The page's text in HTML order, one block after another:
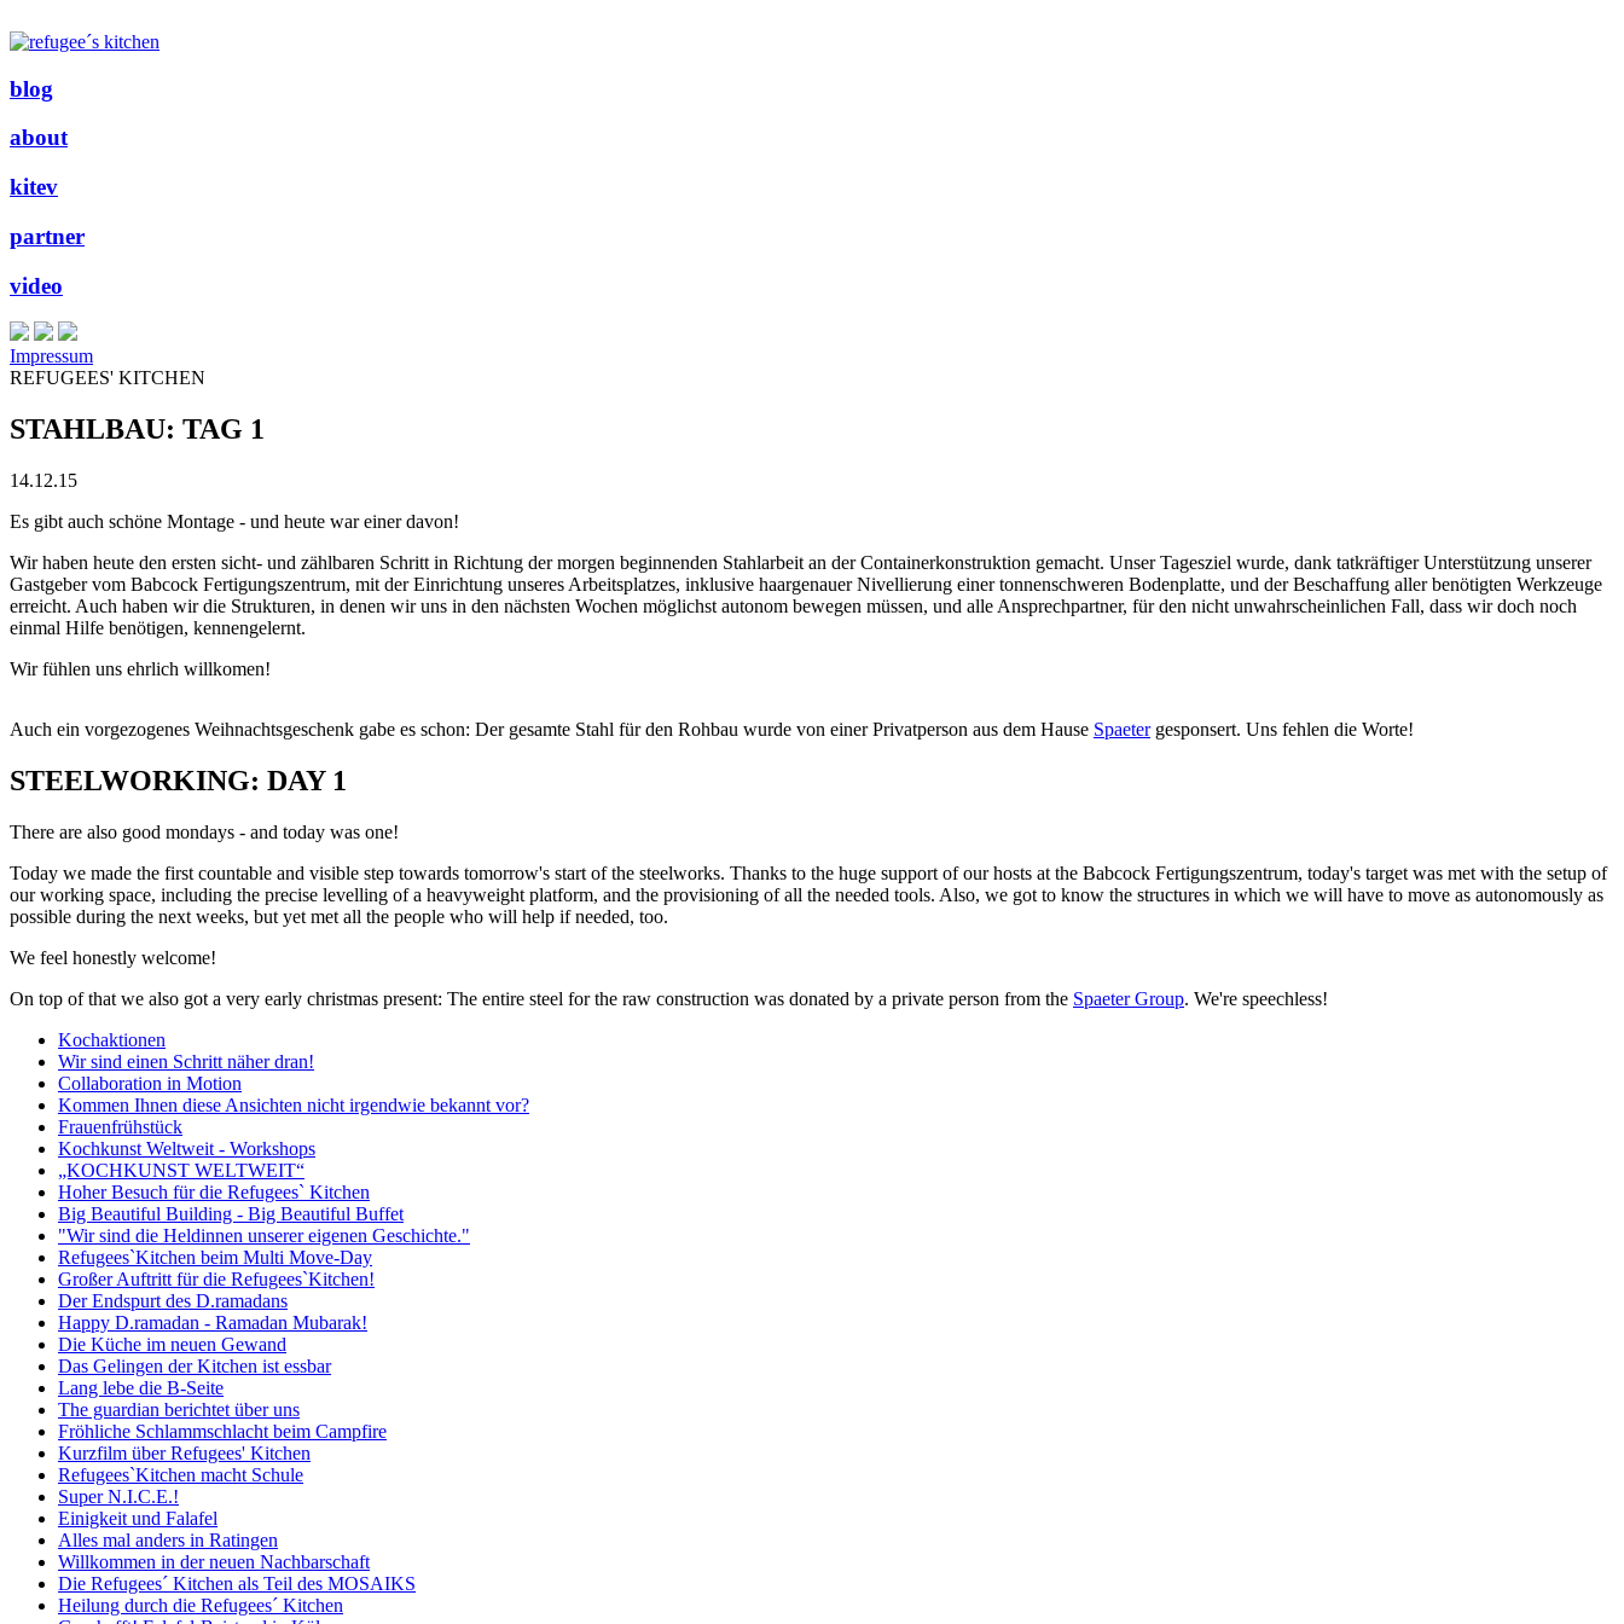
blog
about
kitev
partner
video
Impressum
REFUGEES' KITCHEN
STAHLBAU: TAG 1
14.12.15
Es gibt auch schöne Montage - und heute war einer davon!
Wir haben heute den ersten sicht- und zählbaren Schritt in Richtung der morgen beginnenden Stahlarbeit an der Containerkonstruktion gemacht. Unser Tagesziel wurde, dank tatkräftiger Unterstützung unserer
Gastgeber vom Babcock Fertigungszentrum, mit der Einrichtung unseres Arbeitsplatzes, inklusive haargenauer Nivellierung einer tonnenschweren Bodenplatte, und der Beschaffung aller benötigten Werkzeuge
erreicht. Auch haben wir die Strukturen, in denen wir uns in den nächsten Wochen möglichst autonom bewegen müssen, und alle Ansprechpartner, für den nicht unwahrscheinlichen Fall, dass wir doch noch
einmal Hilfe benötigen, kennengelernt.
Wir fühlen uns ehrlich willkomen!
Auch ein vorgezogenes Weihnachtsgeschenk gabe es schon: Der gesamte Stahl für den Rohbau wurde von einer Privatperson aus dem Hause Spaetergesponsert. Uns fehlen die Worte!
STEELWORKING: DAY 1
There are also good mondays - and today was one!
Today we made the first countable and visible step towards tomorrow's start of the steelworks. Thanks to the huge support of our hosts at the Babcock Fertigungszentrum, today's target was met with the setup of
our working space, including the precise levelling of a heavyweight platform, and the provisioning of all the needed tools. Also, we got to know the structures in which we will have to move as autonomously as
possible during the next weeks, but yet met all the people who will help if needed, too.
We feel honestly welcome!
On top of that we also got a very early christmas present: The entire steel for the raw construction was donated by a private person from the Spaeter Group. We're speechless!
Kochaktionen
Wir sind einen Schritt näher dran!
Collaboration in Motion
Kommen Ihnen diese Ansichten nicht irgendwie bekannt vor?
Frauenfrühstück
Kochkunst Weltweit - Workshops
„KOCHKUNST WELTWEIT“
Hoher Besuch für die Refugees` Kitchen
Big Beautiful Building - Big Beautiful Buffet
"Wir sind die Heldinnen unserer eigenen Geschichte."
Refugees`Kitchen beim Multi Move-Day
Großer Auftritt für die Refugees`Kitchen!
Der Endspurt des D.ramadans
Happy D.ramadan - Ramadan Mubarak!
Die Küche im neuen Gewand
Das Gelingen der Kitchen ist essbar
Lang lebe die B-Seite
The guardian berichtet über uns
Fröhliche Schlammschlacht beim Campfire
Kurzfilm über Refugees' Kitchen
Refugees`Kitchen macht Schule
Super N.I.C.E.!
Einigkeit und Falafel
Alles mal anders in Ratingen
Willkommen in der neuen Nachbarschaft
Die Refugees´ Kitchen als Teil des MOSAIKS
Heilung durch die Refugees´ Kitchen